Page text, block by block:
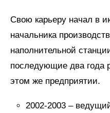
Свою карьеру начал в
начальника
наполнительной
последующие два года
этом же предприятии.
2002-2003 –